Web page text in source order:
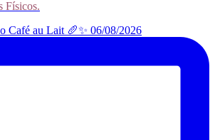
Físicos.
Café au Lait 🥖✨ 06/08/2026